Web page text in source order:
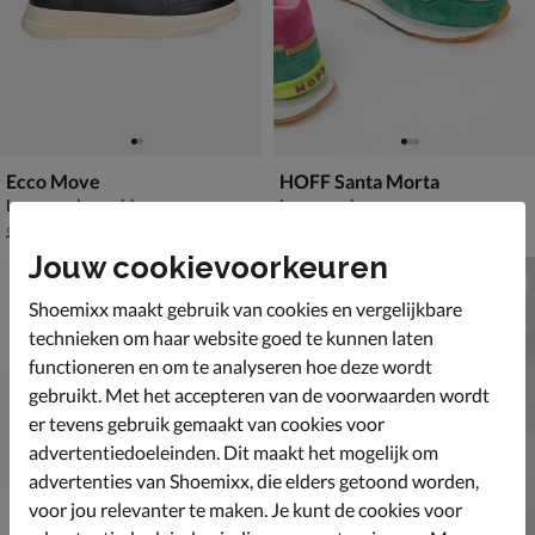
Ecco Move
Lage sneakers - blauw
van € 99,99 voor € 69,99
99
HOFF Santa Morta
Lage sneakers - groen
Jouw cookievoorkeuren
Shoemixx maakt gebruik van cookies en vergelijkbare
technieken om haar website goed te kunnen laten
functioneren en om te analyseren hoe deze wordt
gebruikt. Met het accepteren van de voorwaarden wordt
er tevens gebruik gemaakt van cookies voor
advertentiedoeleinden. Dit maakt het mogelijk om
advertenties van Shoemixx, die elders getoond worden,
voor jou relevanter te maken. Je kunt de cookies voor